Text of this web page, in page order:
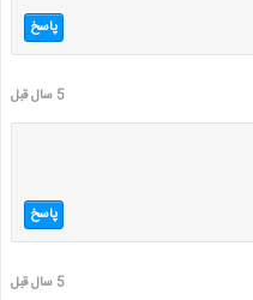
پاسخ
5 سال قبل
پاسخ
5 سال قبل